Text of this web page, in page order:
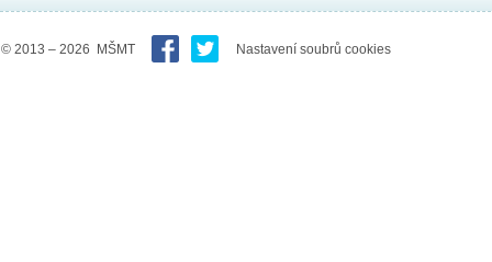
© 2013 – 2026 MŠMT Nastavení soubrů cookies